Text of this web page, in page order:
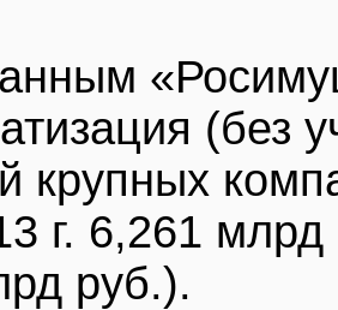
(без
крупных
г. 6,261
руб.).